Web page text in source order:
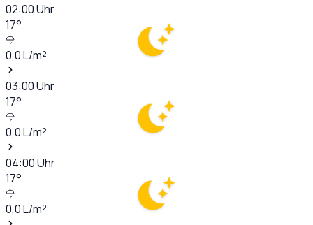
02:00Uhr
17°
0,0L/m²
03:00Uhr
17°
0,0L/m²
04:00Uhr
17°
0,0L/m²